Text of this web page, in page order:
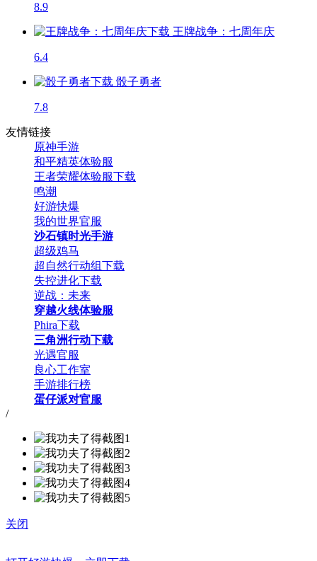
8.9
王牌战争：七周年庆
6.4
骰子勇者
7.8
友情链接
原神手游
和平精英体验服
王者荣耀体验服下载
鸣潮
好游快爆
我的世界官服
沙石镇时光手游
超级鸡马
超自然行动组下载
失控进化下载
逆战：未来
穿越火线体验服
Phira下载
三角洲行动下载
光遇官服
良心工作室
手游排行榜
蛋仔派对官服
/
关闭